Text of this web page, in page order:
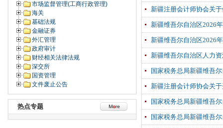
市场监督管理(工商行政管理)
海关
基础法规
金融证券
外汇管理
政府审计
财经相关法律法规
深交所
国资管理
文件废止公告
热点专题
新疆注册会计师协会关
新疆维吾尔自治区2026
新疆维吾尔自治区2026
新疆维吾尔自治区人力
国家税务总局新疆维吾
新疆注册会计师协会关
国家税务总局新疆维吾
国家税务总局新疆维吾